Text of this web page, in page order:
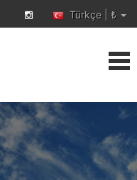
Türkçe | ₺